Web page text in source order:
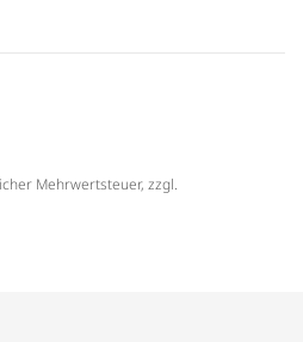
Mehrwertsteuer, zzgl.